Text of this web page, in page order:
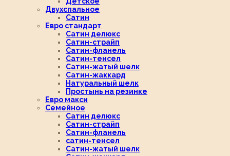
Двухспальное
Сатин
Евро стандарт
Сатин делюкс
Сатин-страйп
Сатин-фланель
Сатин-тенсел
Сатин-жатый шелк
Сатин-жаккард
Натуральный шелк
Простынь на резинке
Евро макси
Семейное
Сатин делюкс
Сатин-страйп
Сатин-фланель
сатин-тенсел
Сатин-жатый шелк